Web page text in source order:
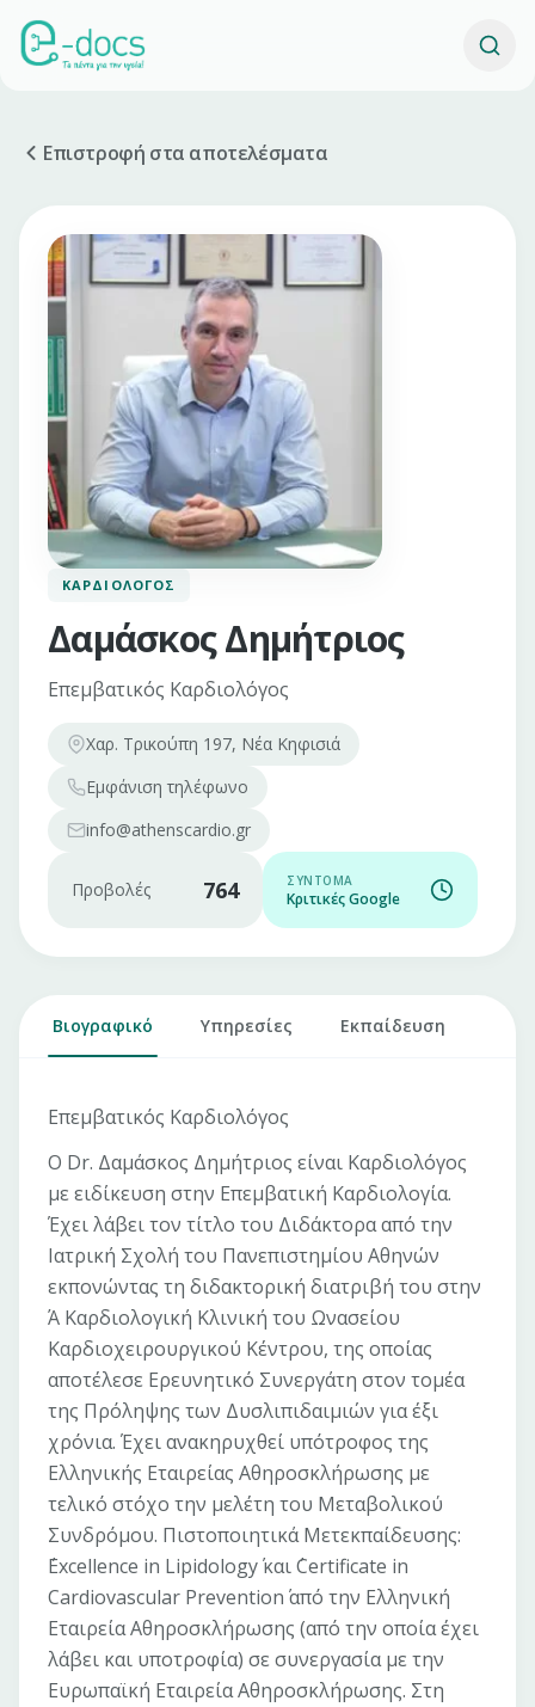
Επιστροφή στα αποτελέσματα
ΚΑΡΔΙΟΛΌΓΟΣ
Δαμάσκος Δημήτριος
Επεμβατικός Καρδιολόγος
Χαρ. Τρικούπη 197, Νέα Κηφισιά
Εμφάνιση τηλέφωνο
info@athenscardio.gr
Προβολές 764 ΣΎΝΤΟΜΑ
Κριτικές Google
Βιογραφικό Υπηρεσίες Εκπαίδευση
Επεμβατικός Καρδιολόγος
Ο Dr. Δαμάσκος Δημήτριος είναι Καρδιολόγος
με ειδίκευση στην Επεμβατική Καρδιολογία.
Έχει λάβει τον τίτλο του Διδάκτορα από την
Ιατρική Σχολή του Πανεπιστημίου Αθηνών
εκπονώντας τη διδακτορική διατριβή του στην
Ά Καρδιολογική Κλινική του Ωνασείου
Καρδιοχειρουργικού Κέντρου, της οποίας
αποτέλεσε Ερευνητικό Συνεργάτη στον τομέα
της Πρόληψης των Δυσλιπιδαιμιών για έξι
χρόνια. Έχει ανακηρυχθεί υπότροφος της
Ελληνικής Εταιρείας Αθηροσκλήρωσης με
τελικό στόχο την μελέτη του Μεταβολικού
Συνδρόμου. Πιστοποιητικά Μετεκπαίδευσης:
΄Excellence in Lipidology΄ και ΄Certi­ficate in
Cardiovascular Prevention΄ από την Ελληνική
Εταιρεία Αθηροσκλήρωσης (από την οποία έχει
λάβει και υποτροφία) σε συνεργασία με την
Ευρωπαϊκή Εταιρεία Αθηροσκλήρωσης. Στη